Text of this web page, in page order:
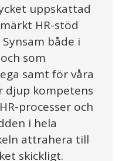
uppskattad
HR-stöd
både i
som
samt för våra
djup kompetens
processer och
i hela
attrahera till
skickligt.